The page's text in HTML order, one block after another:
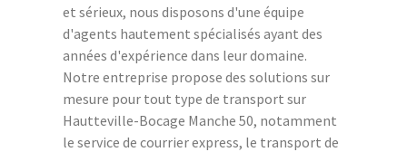
et sérieux, nous disposons d'une équipe
d'agents hautement spécialisés ayant des
années d'expérience dans leur domaine.
Notre entreprise propose des solutions sur
mesure pour tout type de transport sur
Hautteville-Bocage Manche 50, notamment
le service de courrier express, le transport de